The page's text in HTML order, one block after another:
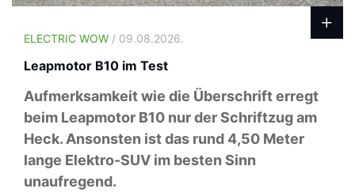
ELECTRIC WOW / 09.08.2026.
Leapmotor B10 im Test
Aufmerksamkeit wie die Überschrift erregt
beim Leapmotor B10 nur der Schriftzug am
Heck. Ansonsten ist das rund 4,50 Meter
lange Elektro-SUV im besten Sinn
unaufregend.